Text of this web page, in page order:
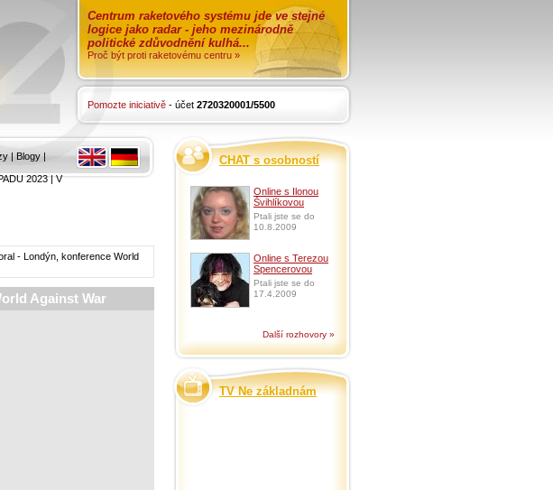
Centrum raketového systému jde ve stejné
logice jako radar - jeho mezinárodně
politické zdůvodnění kulhá...
Proč být proti raketovému centru »
Pomozte iniciativě - účet 2720320001/5500
| Blogy |
2023|V
- Londýn, konference World
Against War
CHAT s osobností
Online s Ilonou
Švihlíkovou
Ptali jste se do
10.8.2009
Online s Terezou
Spencerovou
Ptali jste se do
17.4.2009
Další rozhovory »
TV Ne základnám